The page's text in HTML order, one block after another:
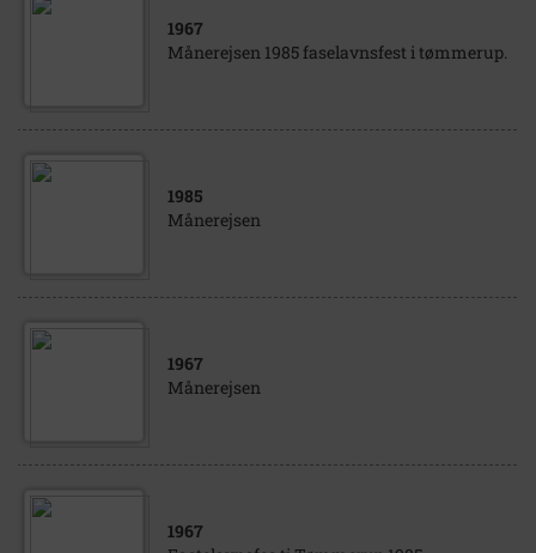
1967
Månerejsen 1985 faselavnsfest i tømmerup.
1985
Månerejsen
1967
Månerejsen
1967